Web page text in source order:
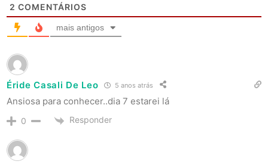
2 COMENTÁRIOS
mais antigos
Éride Casali De Leo 5 anos atrás
Ansiosa para conhecer..dia 7 estarei lá
0 Responder